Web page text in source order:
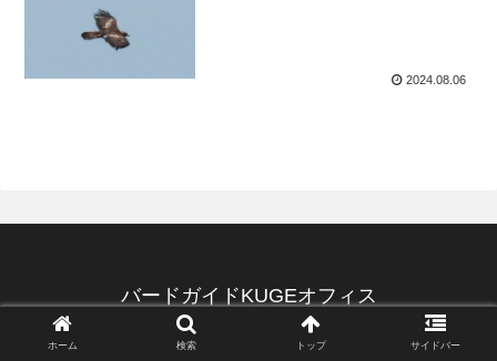
2024.08.06
バードガイドKUGEオフィス
© 2020 バードガイドKUGEオフィス.
ホーム 検索 トップ サイドバー